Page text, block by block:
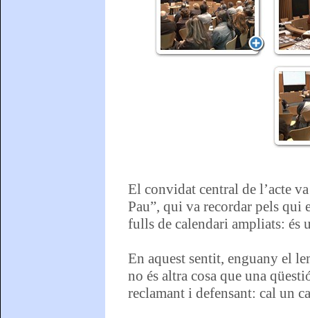
El convidat central de l’acte
Pau”, qui va recordar pels qui
fulls de calendari ampliats: és
En aquest sentit, enguany el
no és altra cosa que una
reclamant i defensant: cal un